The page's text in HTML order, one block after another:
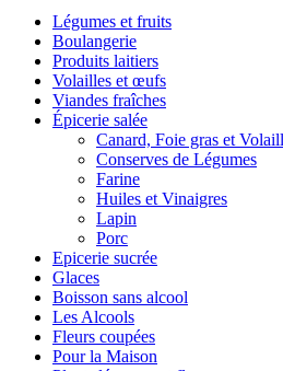
Légumes et fruits
Boulangerie
Produits laitiers
Volailles et œufs
Viandes fraîches
Épicerie salée
Canard, Foie gras et
Conserves de Légumes
Farine
Huiles et Vinaigres
Lapin
Porc
Epicerie sucrée
Glaces
Boisson sans alcool
Les Alcools
Fleurs coupées
Pour la Maison